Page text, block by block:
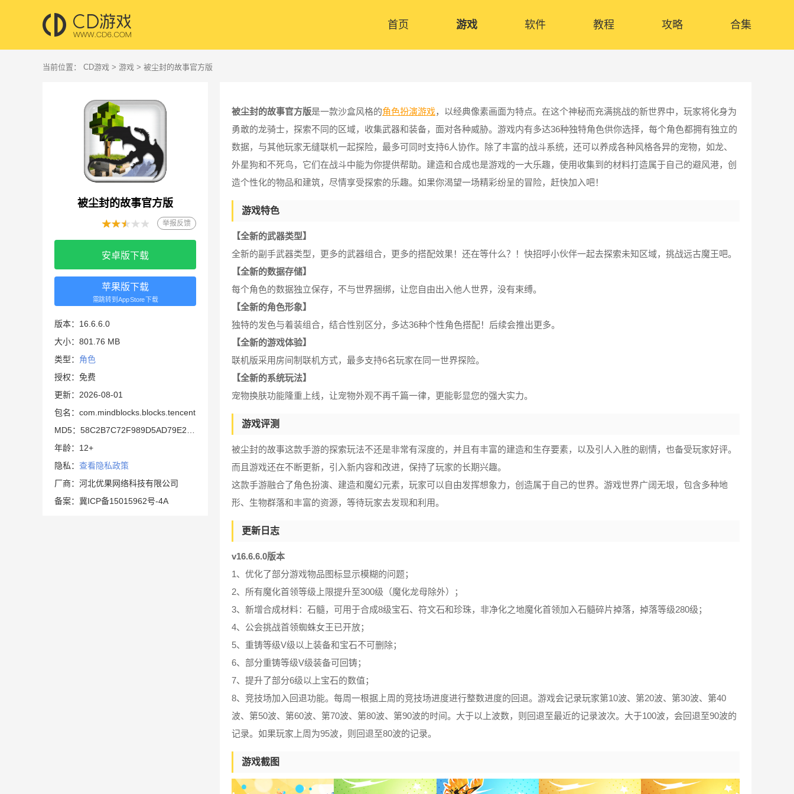
首页 游戏 软件 教程 攻略 合集
当前位置： CD游戏 > 游戏 > 被尘封的故事官方版
被尘封的故事官方版
举报反馈
安卓版下载
苹果版下载
需跳转到AppStore下载
版本：16.6.6.0
大小：801.76 MB
类型： 角色
授权：免费
更新：2026-08-01
包名：com.mindblocks.blocks.tencent
年龄：12+
隐私： 查看隐私政策
厂商：河北优果网络科技有限公司
备案：冀ICP备15015962号-4A
被尘封的故事官方版是一款沙盒风格的角色扮演游戏，以经典像素画面为特点。在这个神秘而充满挑战的新世界中，玩家将化身为
勇敢的龙骑士，探索不同的区域，收集武器和装备，面对各种威胁。游戏内有多达36种独特角色供你选择，每个角色都拥有独立的
数据，与其他玩家无缝联机一起探险，最多可同时支持6人协作。除了丰富的战斗系统，还可以养成各种风格各异的宠物，如龙、
外星狗和不死鸟，它们在战斗中能为你提供帮助。建造和合成也是游戏的一大乐趣，使用收集到的材料打造属于自己的避风港，创
造个性化的物品和建筑，尽情享受探索的乐趣。如果你渴望一场精彩纷呈的冒险，赶快加入吧！
游戏特色
【全新的武器类型】
全新的副手武器类型，更多的武器组合，更多的搭配效果！还在等什么？！快招呼小伙伴一起去探索未知区域，挑战远古魔王吧。
【全新的数据存储】
每个角色的数据独立保存，不与世界捆绑，让您自由出入他人世界，没有束缚。
【全新的角色形象】
独特的发色与着装组合，结合性别区分，多达36种个性角色搭配！后续会推出更多。
【全新的游戏体验】
联机版采用房间制联机方式，最多支持6名玩家在同一世界探险。
【全新的系统玩法】
宠物换肤功能隆重上线，让宠物外观不再千篇一律，更能彰显您的强大实力。
游戏评测
被尘封的故事这款手游的探索玩法不还是非常有深度的，并且有丰富的建造和生存要素，以及引人入胜的剧情，也备受玩家好评。
而且游戏还在不断更新，引入新内容和改进，保持了玩家的长期兴趣。
这款手游融合了角色扮演、建造和魔幻元素，玩家可以自由发挥想象力，创造属于自己的世界。游戏世界广阔无垠，包含多种地
形、生物群落和丰富的资源，等待玩家去发现和利用。
更新日志
v16.6.6.0版本
1、优化了部分游戏物品图标显示模糊的问题；
2、所有魔化首领等级上限提升至300级（魔化龙母除外）；
3、新增合成材料：石髓，可用于合成8级宝石、符文石和珍珠，非净化之地魔化首领加入石髓碎片掉落，掉落等级280级；
4、公会挑战首领蜘蛛女王已开放；
5、重铸等级V级以上装备和宝石不可删除；
6、部分重铸等级V级装备可回铸；
7、提升了部分6级以上宝石的数值；
8、竞技场加入回退功能。每周一根据上周的竞技场进度进行整数进度的回退。游戏会记录玩家第10波、第20波、第30波、第40
波、第50波、第60波、第70波、第80波、第90波的时间。大于以上波数，则回退至最近的记录波次。大于100波，会回退至90波的
记录。如果玩家上周为95波，则回退至80波的记录。
游戏截图